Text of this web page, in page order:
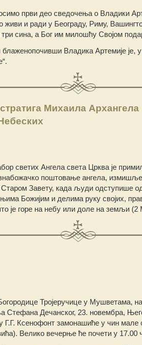
први део сведочењa о Владики
живи и ради у Београду, Риму,
сина, а Бог им милошћу Својом
Владика Артемије је, у
Михаила Архангела
светих Ангела света Црква је
поштовање ангела,
Старом Завету, када људи одступише
Божијим и делима руку својих,
је горе на небу или доле на земљи (2
Тројеручице у Мушветама,
Стефана Дечанског, 23. новембра,
Г.Г. Ксенофонт замонашиће у чин мале
Велико вечерње ће почети у 17.00